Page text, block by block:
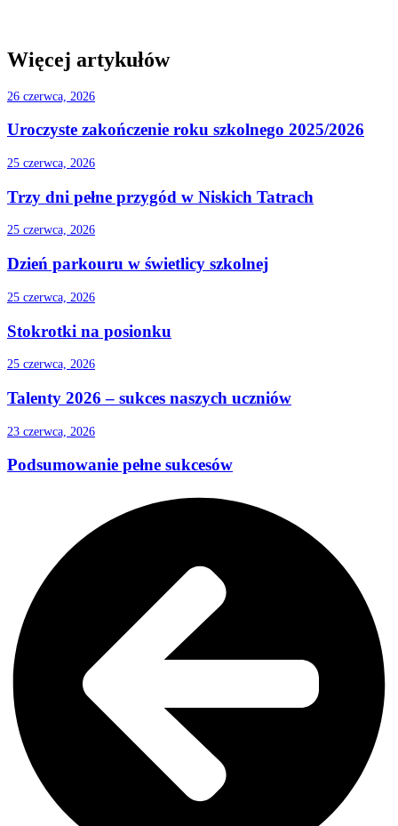
Więcej artykułów
26 czerwca, 2026
Uroczyste zakończenie roku szkolnego 2025/2026
25 czerwca, 2026
Trzy dni pełne przygód w Niskich Tatrach
25 czerwca, 2026
Dzień parkouru w świetlicy szkolnej
25 czerwca, 2026
Stokrotki na posionku
25 czerwca, 2026
Talenty 2026 – sukces naszych uczniów
23 czerwca, 2026
Podsumowanie pełne sukcesów